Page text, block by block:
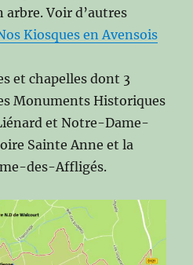
arbre. Voir d’autres
Kiosques en Avensois
et chapelles dont 3
Monuments Historiques
et Notre-Dame-
Sainte Anne et la
des-Affligés.